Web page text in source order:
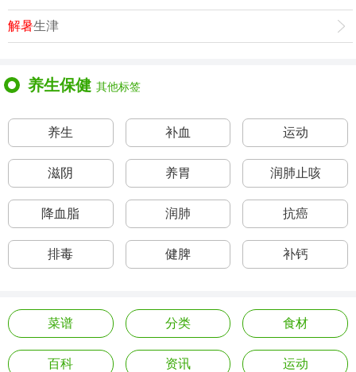
解暑生津
养生保健 其他标签
养生 补血 运动
滋阴 养胃 润肺止咳
降血脂 润肺 抗癌
排毒 健脾 补钙
菜谱 分类 食材
百科 资讯 运动